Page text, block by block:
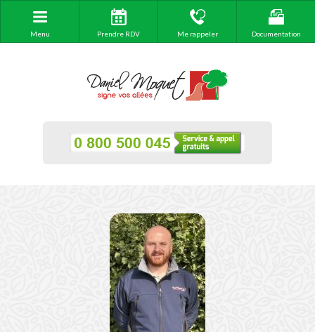
Menu Prendre RDV Me rappeler Documentation